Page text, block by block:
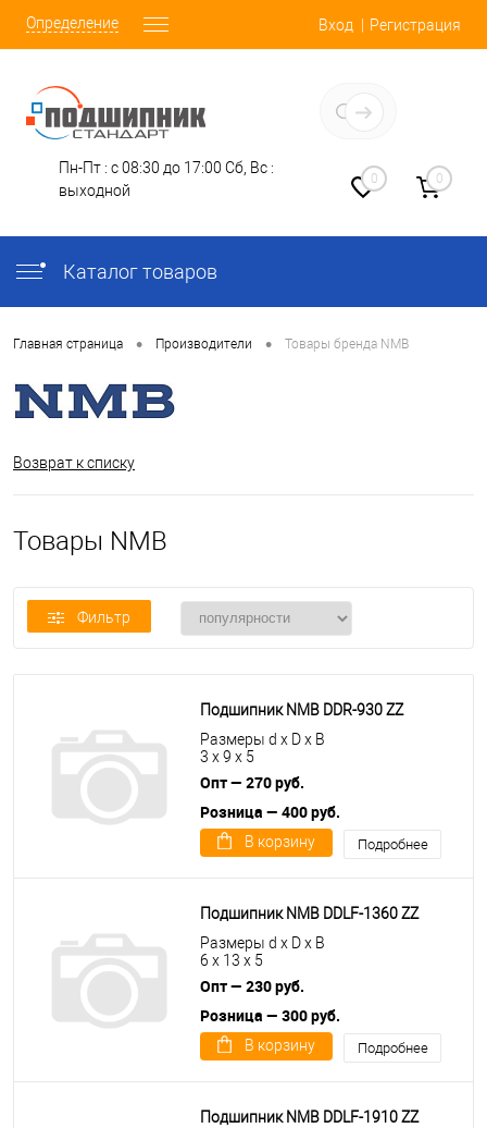
Определение Вход Регистрация
Пн-Пт : с 08:30 до 17:00 Сб, Вс :
выходной
0 0
Каталог товаров
Главная страница • Производители • Товары бренда NMB
Возврат к списку
Товары NMB
Фильтр
Подшипник NMB DDR-930 ZZ
Размеры d x D x B
3 x 9 x 5
Опт — 270 руб.
Розница — 400 руб.
В корзину Подробнее
Подшипник NMB DDLF-1360 ZZ
Размеры d x D x B
6 x 13 x 5
Опт — 230 руб.
Розница — 300 руб.
В корзину Подробнее
Подшипник NMB DDLF-1910 ZZ